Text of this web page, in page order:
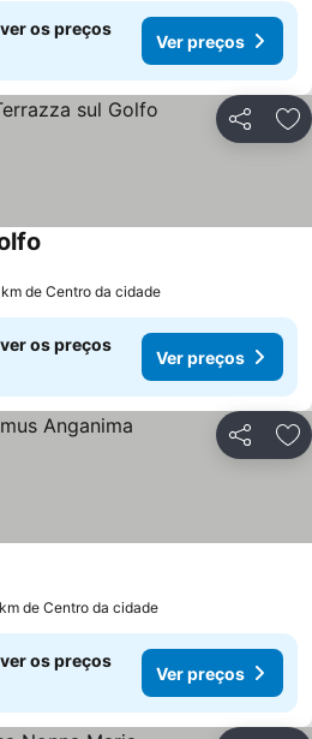
os preços
Ver preços
Partilhar
de Centro da cidade
os preços
Ver preços
Partilhar
de Centro da cidade
os preços
Ver preços